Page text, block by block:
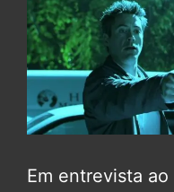
Em entrevista ao